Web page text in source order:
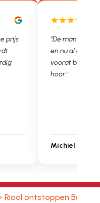
en
"Wat een fijn
met een
je niet zo goed
Ontstoppen.nl
Sarah Touat
Riool ontstoppen